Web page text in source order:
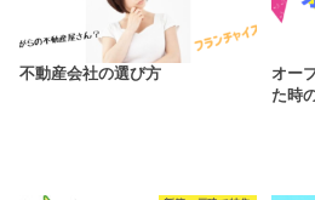
不動産会社の選び方
オー
た時